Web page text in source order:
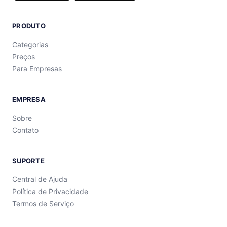
PRODUTO
Categorias
Preços
Para Empresas
EMPRESA
Sobre
Contato
SUPORTE
Central de Ajuda
Política de Privacidade
Termos de Serviço